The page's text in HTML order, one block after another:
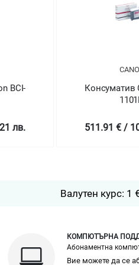
Canon BCI-
/ 1001.21 лв.
Валутен курс: 1
КОМПЮТЪРНА
Абонаментна
Вие можете да се